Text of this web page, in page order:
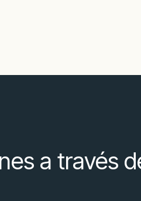
a través